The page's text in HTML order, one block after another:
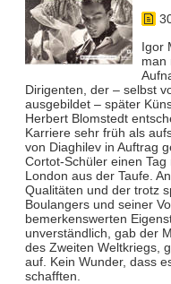
Igor
man
Dirigenten, der – selbst
ausgebildet – später
Herbert Blomstedt
Karriere sehr früh als
von Diaghilev in Auftrag
Cortot-Schüler einen
London aus der Taufe.
Qualitäten und der trotz
Boulangers und seiner
bemerkenswerten
unverständlich, gab der
des Zweiten Weltkriegs,
auf. Kein Wunder, dass
schafften.